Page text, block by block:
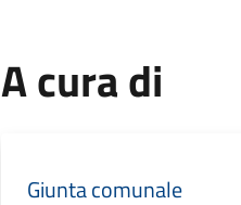
A cura di
Giunta comunale